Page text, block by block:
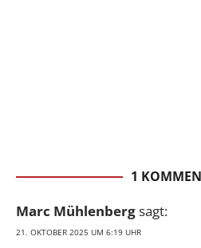
1
Marc Mühlenbergsagt:
21. OKTOBER 2025 UM 6:19 UHR